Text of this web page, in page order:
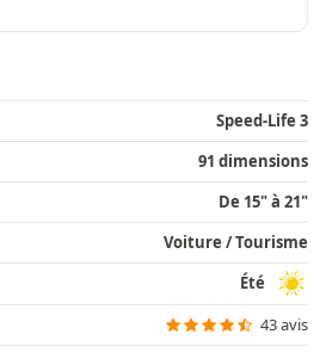
Speed-Life 3
91 dimensions
De 15" à 21"
Voiture / Tourisme
Été
43 avis